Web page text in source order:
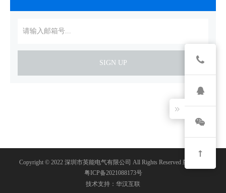
SIGN UP
Copyright © 2022 深圳市英能电气有限公司 All Rights Reserved 版权所有
粤ICP备2021088173号
技术支持：华汉互联